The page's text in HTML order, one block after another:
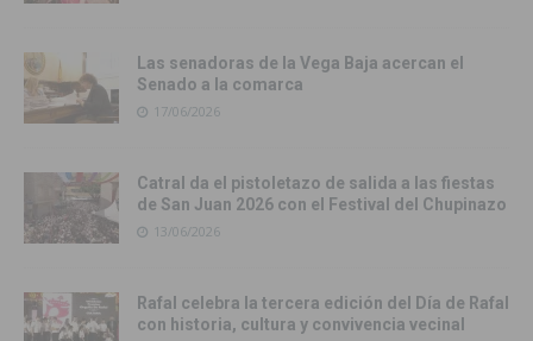
Las senadoras de la Vega Baja acercan el
Senado a la comarca
17/06/2026
Catral da el pistoletazo de salida a las fiestas
de San Juan 2026 con el Festival del Chupinazo
13/06/2026
Rafal celebra la tercera edición del Día de Rafal
con historia, cultura y convivencia vecinal